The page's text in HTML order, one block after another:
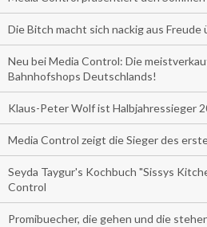
Die Bitch macht sich nackig aus Freude
Neu bei Media Control: Die
Bahnhofshops Deutschlands!
Klaus-Peter Wolf ist Halbjahressieger
Media Control zeigt die Sieger des
Seyda Taygur's Kochbuch "Sissys
Control
Promibuecher, die gehen und die